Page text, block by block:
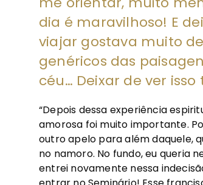
dia é maravilhoso! E
viajar gostava muito
genéricos das
céu… Deixar de ver
“Depois dessa experiência
amorosa foi muito importante.
outro apelo para além daquele,
no namoro. No fundo, eu queria
entrei novamente nessa